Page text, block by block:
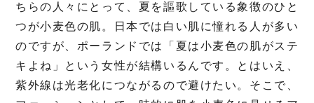
ちらの人々にとって、夏を謳歌している象徴のひと
つが小麦色の肌。日本では白い肌に憧れる人が多い
のですが、ポーランドでは「夏は小麦色の肌がステ
キよね」という女性が結構いるんです。とはいえ、
紫外線は光老化につながるので避けたい。そこで、